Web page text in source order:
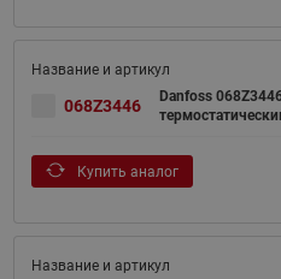
068Z3446
Danfoss
Купить аналог